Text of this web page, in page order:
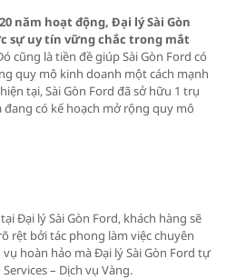
năm hoạt động, Đại lý Sài Gòn
sự uy tín vững chắc trong mắt
cũng là tiền đề giúp Sài Gòn Ford có
quy mô kinh doanh một cách mạnh
tại, Sài Gòn Ford đã sở hữu 1 trụ
đang có kế hoạch mở rộng quy mô
Đại lý Sài Gòn Ford, khách hàng sẽ
rệt bởi tác phong làm việc chuyên
hoàn hảo mà Đại lý Sài Gòn Ford tự
– Dịch vụ Vàng.